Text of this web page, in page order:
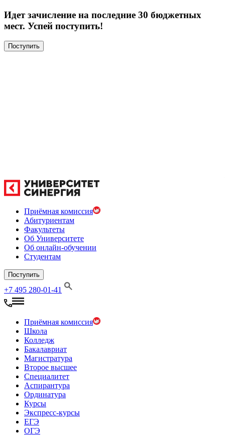
Идет зачисление на последние 30 бюджетных
мест. Успей поступить!
Поступить
Приёмная комиссия
Абитуриентам
Факультеты
Об Университете
Об онлайн-обучении
Студентам
Поступить
+7 495 280-01-41
Приёмная комиссия
Школа
Колледж
Бакалавриат
Магистратура
Второе высшее
Специалитет
Аспирантура
Ординатура
Курсы
Экспресс-курсы
ЕГЭ
ОГЭ